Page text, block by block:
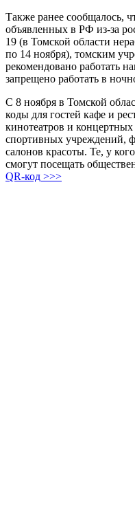
Также ранее сообщалось,
объявленных в РФ из-за
19 (в Томской области
по 14 ноября), томским
рекомендовано работать
запрещено работать в
С 8 ноября в Томской
коды для гостей кафе и
кинотеатров и концертных
спортивных учреждений,
салонов красоты. Те, у
смогут посещать
QR-код >>>